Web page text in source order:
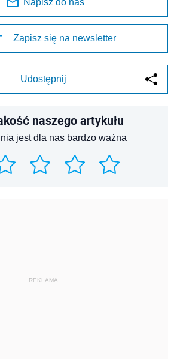
Napisz do nas
Zapisz się na newsletter
Udostępnij
naszego artykułu
jest dla nas bardzo ważna
REKLAMA